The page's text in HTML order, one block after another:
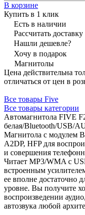
В корзине
Купить в 1 клик
Есть в наличии
Рассчитать доставку
Нашли дешевле?
Хочу в подарок
Магнитолы
Цена действительна
отличаться от цен в
Все товары Five
Все товары категории
Автомагнитола FIVE
белая/Bluetooth/USB/
Магнитола с модулем
A2DP, HFP для
и совершения
Читает MP3/WMA с
встроенным
ее вполне достаточно
уровне. Вы получите
воспроизведении
автозвука любой